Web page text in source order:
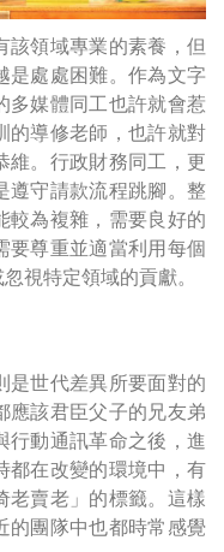
該領域專業的素養，但
是處處困難。作為文字
多媒體同工也許就會惹
的導修老師，也許就對
維。行政財務同工，更
遵守請款流程跳腳。整
較為複雜，需要良好的
要尊重並適當利用每個
視特定領域的貢獻。
是世代差異所要面對的
應該君臣父子的兄友弟
行動通訊革命之後，進
都在改變的環境中，有
老賣老」的標籤。這樣
的團隊中也都時常感覺